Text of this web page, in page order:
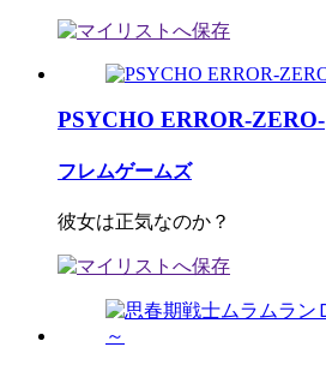
PSYCHO ERROR-ZERO-
フレムゲームズ
彼女は正気なのか？